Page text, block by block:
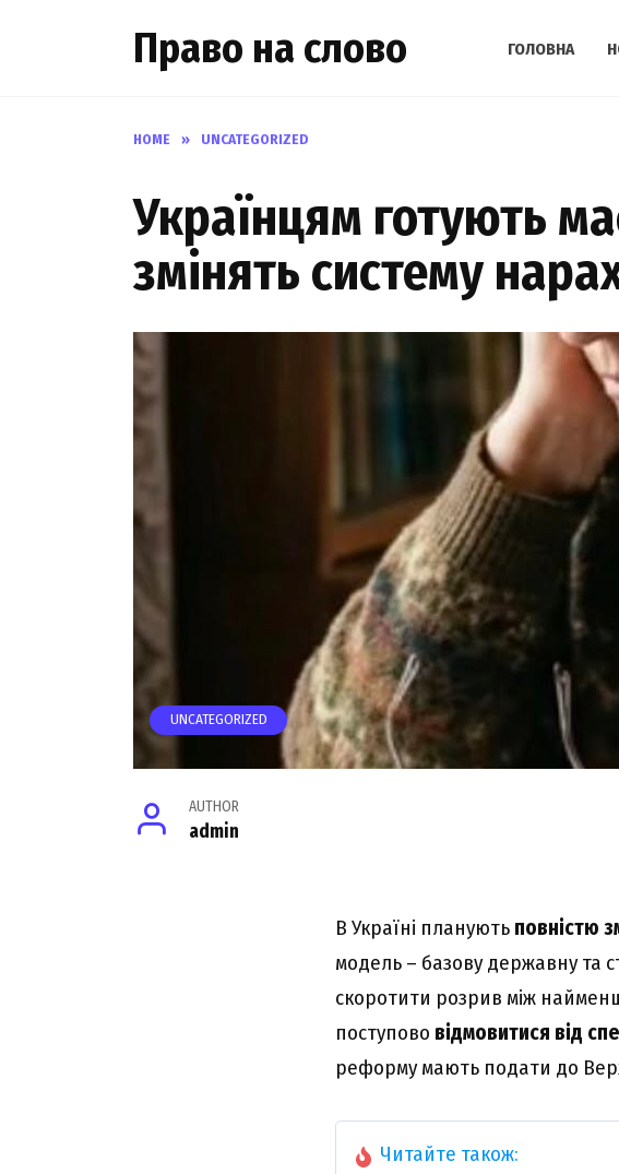
Право на слово ГОЛОВНА
HOME » UNCATEGORIZED
Українцям готують
змінять систему
UNCATEGORIZED
AUTHOR
admin
В Україні планують повністю
модель – базову державну та
скоротити розрив між
поступово відмовитися від
реформу мають подати до
Читайте також: